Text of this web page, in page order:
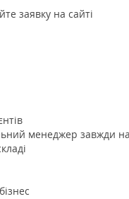
заявку на сайті
менеджер завжди на